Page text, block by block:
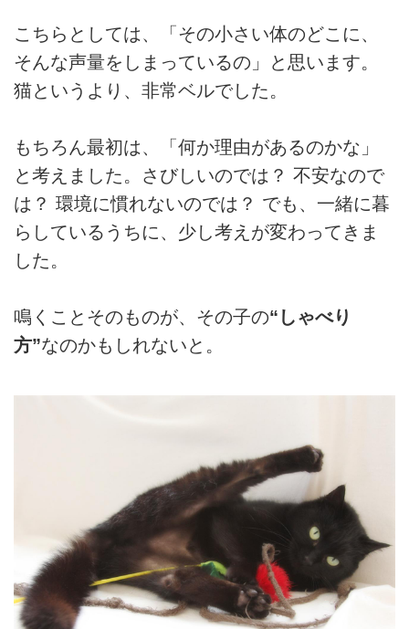
こちらとしては、「その小さい体のどこに、
そんな声量をしまっているの」と思います。
猫というより、非常ベルでした。
もちろん最初は、「何か理由があるのかな」
と考えました。さびしいのでは？ 不安なので
は？ 環境に慣れないのでは？ でも、一緒に暮
らしているうちに、少し考えが変わってきま
した。
鳴くことそのものが、その子の“しゃべり
方”なのかもしれないと。